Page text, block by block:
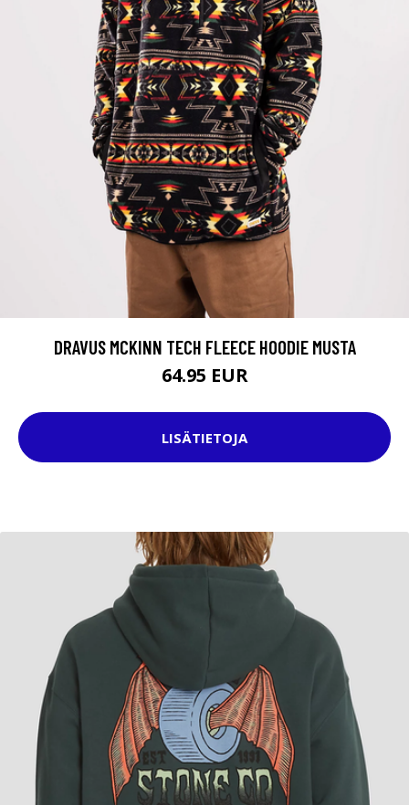
DRAVUS MCKINN TECH FLEECE HOODIE MUSTA
64.95 EUR
LISÄTIETOJA